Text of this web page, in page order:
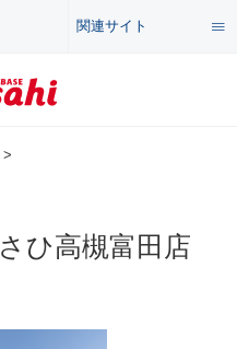
関連サイト
ひ高槻富田店